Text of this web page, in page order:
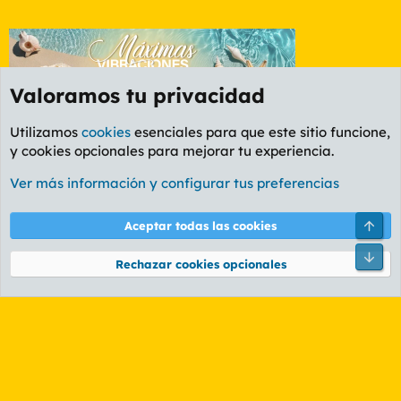
Foro Política
Cookies
PL OLDSTYLE AMARILLO
Términos y reglas Política de privacidad Ayuda
Community platform by XenForo® © 2010-2026 XenForo Ltd.
Valoramos tu privacidad
Utilizamos cookies esenciales para que este sitio funcione,
y cookies opcionales para mejorar tu experiencia.
Ver más información y configurar tus preferencias
Aceptar todas las cookies
Rechazar cookies opcionales
Pie